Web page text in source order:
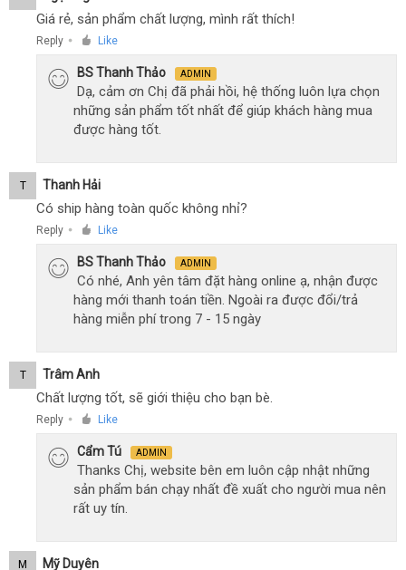
Giá rẻ, sản phẩm chất lượng, mình rất thích!
Reply ● Like
BS Thanh Thảo ADMIN
Dạ, cảm ơn Chị đã phải hồi, hệ thống luôn lựa chọn
những sản phẩm tốt nhất để giúp khách hàng mua
được hàng tốt.
T Thanh Hải
Có ship hàng toàn quốc không nhỉ?
Reply ● Like
BS Thanh Thảo ADMIN
Có nhé, Anh yên tâm đặt hàng online ạ, nhận được
hàng mới thanh toán tiền. Ngoài ra được đổi/trả
hàng miễn phí trong 7 - 15 ngày
T Trâm Anh
Chất lượng tốt, sẽ giới thiệu cho bạn bè.
Reply ● Like
Cẩm Tú ADMIN
Thanks Chị, website bên em luôn cập nhật những
sản phẩm bán chạy nhất đề xuất cho người mua nên
rất uy tín.
M Mỹ Duyên